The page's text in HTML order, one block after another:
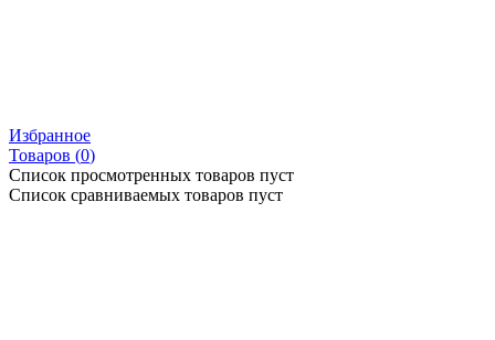
Избранное
Товаров (0)
Список просмотренных товаров пуст
Список сравниваемых товаров пуст